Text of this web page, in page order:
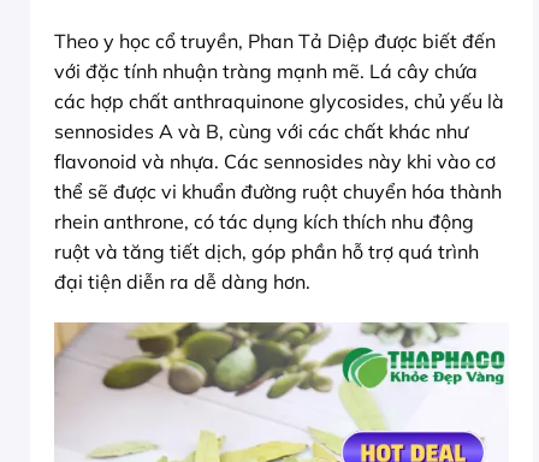
Theo y học cổ truyền, Phan Tả Diệp được biết đến
với đặc tính nhuận tràng mạnh mẽ. Lá cây chứa
các hợp chất anthraquinone glycosides, chủ yếu là
sennosides A và B, cùng với các chất khác như
flavonoid và nhựa. Các sennosides này khi vào cơ
thể sẽ được vi khuẩn đường ruột chuyển hóa thành
rhein anthrone, có tác dụng kích thích nhu động
ruột và tăng tiết dịch, góp phần hỗ trợ quá trình
đại tiện diễn ra dễ dàng hơn.